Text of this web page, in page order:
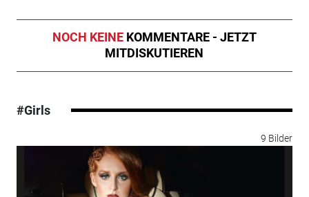
NOCH KEINE KOMMENTARE - JETZT
MITDISKUTIEREN
#Girls
9 Bilder